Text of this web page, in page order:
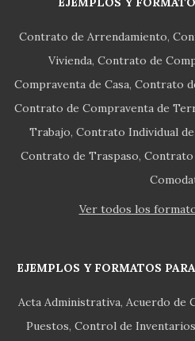
Contrato de Arrendamiento
Vivienda Contrato de
Compraventa de Casa Contrato
Contrato de Compraventa de
Trabajo Contrato Individual
Contrato de Traspaso Contrato
Ver todos los
EJEMPLOS Y FORMATOS
Acta Administrativa Acuerdo de
Puestos Control de Inventarios